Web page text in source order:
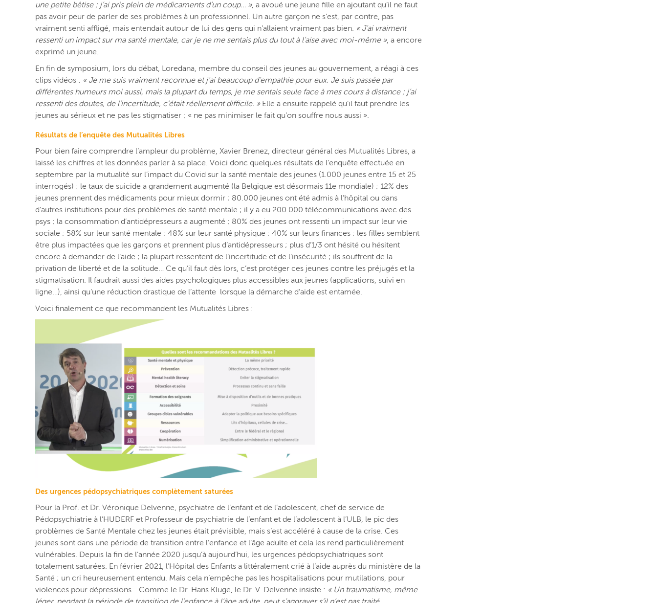
une petite bêtise ; j’ai pris plein de médicaments d’un coup… », a avoué une jeune fille en ajoutant qu’il ne faut
pas avoir peur de parler de ses problèmes à un professionnel. Un autre garçon ne s’est, par contre, pas
vraiment senti affligé, mais entendait autour de lui des gens qui n’allaient vraiment pas bien. « J’ai vraiment
ressenti un impact sur ma santé mentale, car je ne me sentais plus du tout à l’aise avec moi-même », a encore
exprimé un jeune.
En fin de symposium, lors du débat, Loredana, membre du conseil des jeunes au gouvernement, a réagi à ces
clips vidéos : « Je me suis vraiment reconnue et j’ai beaucoup d’empathie pour eux. Je suis passée par
différentes humeurs moi aussi, mais la plupart du temps, je me sentais seule face à mes cours à distance ; j’ai
ressenti des doutes, de l’incertitude, c’était réellement difficile. » Elle a ensuite rappelé qu’il faut prendre les
jeunes au sérieux et ne pas les stigmatiser ; « ne pas minimiser le fait qu’on souffre nous aussi ».
Résultats de l’enquête des Mutualités Libres
Pour bien faire comprendre l’ampleur du problème, Xavier Brenez, directeur général des Mutualités Libres, a
laissé les chiffres et les données parler à sa place. Voici donc quelques résultats de l’enquête effectuée en
septembre par la mutualité sur l’impact du Covid sur la santé mentale des jeunes (1.000 jeunes entre 15 et 25
interrogés) : le taux de suicide a grandement augmenté (la Belgique est désormais 11e mondiale) ; 12% des
jeunes prennent des médicaments pour mieux dormir ; 80.000 jeunes ont été admis à l’hôpital ou dans
d’autres institutions pour des problèmes de santé mentale ; il y a eu 200.000 télécommunications avec des
psys ; la consommation d’antidépresseurs a augmenté ; 80% des jeunes ont ressenti un impact sur leur vie
sociale ; 58% sur leur santé mentale ; 48% sur leur santé physique ; 40% sur leurs finances ; les filles semblent
être plus impactées que les garçons et prennent plus d’antidépresseurs ; plus d’1/3 ont hésité ou hésitent
encore à demander de l’aide ; la plupart ressentent de l’incertitude et de l’insécurité ; ils souffrent de la
privation de liberté et de la solitude… Ce qu’il faut dès lors, c’est protéger ces jeunes contre les préjugés et la
stigmatisation. Il faudrait aussi des aides psychologiques plus accessibles aux jeunes (applications, suivi en
ligne…), ainsi qu’une réduction drastique de l’attente lorsque la démarche d’aide est entamée.
Voici finalement ce que recommandent les Mutualités Libres :
Des urgences pédopsychiatriques complètement saturées
Pour la Prof. et Dr. Véronique Delvenne, psychiatre de l’enfant et de l’adolescent, chef de service de
Pédopsychiatrie à l’HUDERF et Professeur de psychiatrie de l’enfant et de l’adolescent à l’ULB, le pic des
problèmes de Santé Mentale chez les jeunes était prévisible, mais s’est accéléré à cause de la crise. Ces
jeunes sont dans une période de transition entre l’enfance et l’âge adulte et cela les rend particulièrement
vulnérables. Depuis la fin de l’année 2020 jusqu’à aujourd’hui, les urgences pédopsychiatriques sont
totalement saturées. En février 2021, l’Hôpital des Enfants a littéralement crié à l’aide auprès du ministère de la
Santé ; un cri heureusement entendu. Mais cela n’empêche pas les hospitalisations pour mutilations, pour
violences pour dépressions… Comme le Dr. Hans Kluge, le Dr. V. Delvenne insiste : « Un traumatisme, même